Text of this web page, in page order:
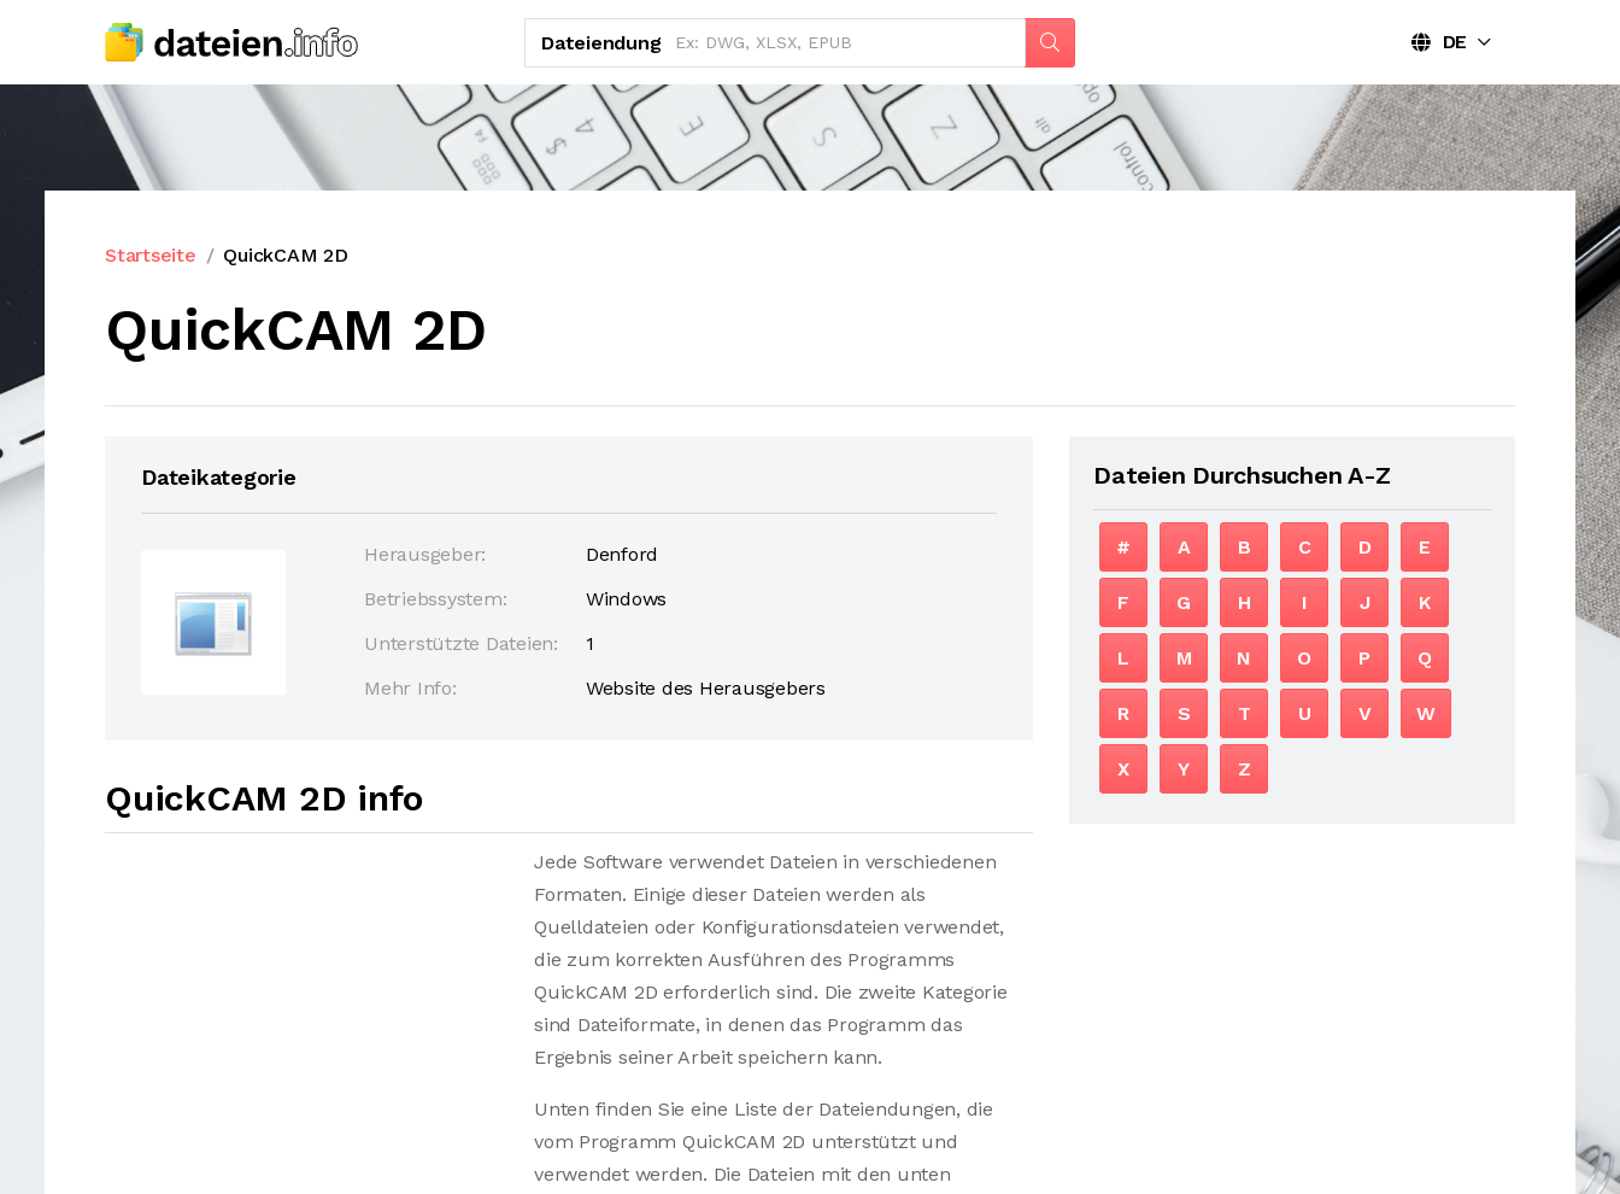
Dateiendung DE
Startseite QuickCAM 2D
QuickCAM 2D
Dateikategorie
Herausgeber:
Denford
Betriebssystem:
Windows
Unterstützte Dateien:
1
Mehr Info:
Website des Herausgebers
QuickCAM 2D info
Jede Software verwendet Dateien in verschiedenen
Formaten. Einige dieser Dateien werden als
Quelldateien oder Konfigurationsdateien verwendet,
die zum korrekten Ausführen des Programms
QuickCAM 2D erforderlich sind. Die zweite Kategorie
sind Dateiformate, in denen das Programm das
Ergebnis seiner Arbeit speichern kann.
Unten finden Sie eine Liste der Dateiendungen, die
vom Programm QuickCAM 2D unterstützt und
verwendet werden. Die Dateien mit den unten
Dateien Durchsuchen A-Z
# A B C D E
F G H I J K
L M N O P Q
R S T U V W
X Y Z